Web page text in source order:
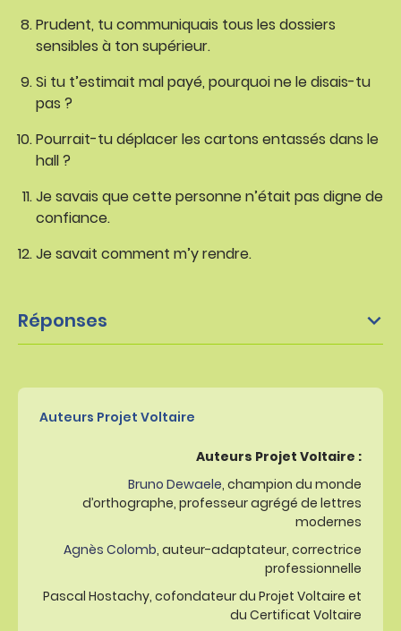
Prudent, tu communiquais tous les dossiers
sensibles à ton supérieur.
Si tu t’estimait mal payé, pourquoi ne le disais-tu
pas ?
Pourrait-tu déplacer les cartons entassés dans le
hall ?
Je savais que cette personne n’était pas digne de
confiance.
Je savait comment m’y rendre.
Réponses
Auteurs Projet Voltaire
Auteurs Projet Voltaire :
Bruno Dewaele, champion du monde
d’orthographe, professeur agrégé de lettres
modernes
Agnès Colomb, auteur-adaptateur, correctrice
professionnelle
Pascal Hostachy, cofondateur du Projet Voltaire et
du Certificat Voltaire